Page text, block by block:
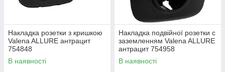
Накладка розетки з кришкою
Valena ALLURE антрацит
754848
В наявності
Накладка подвійної розетки с
заземленням Valena ALLURE
антрацит 754958
В наявності